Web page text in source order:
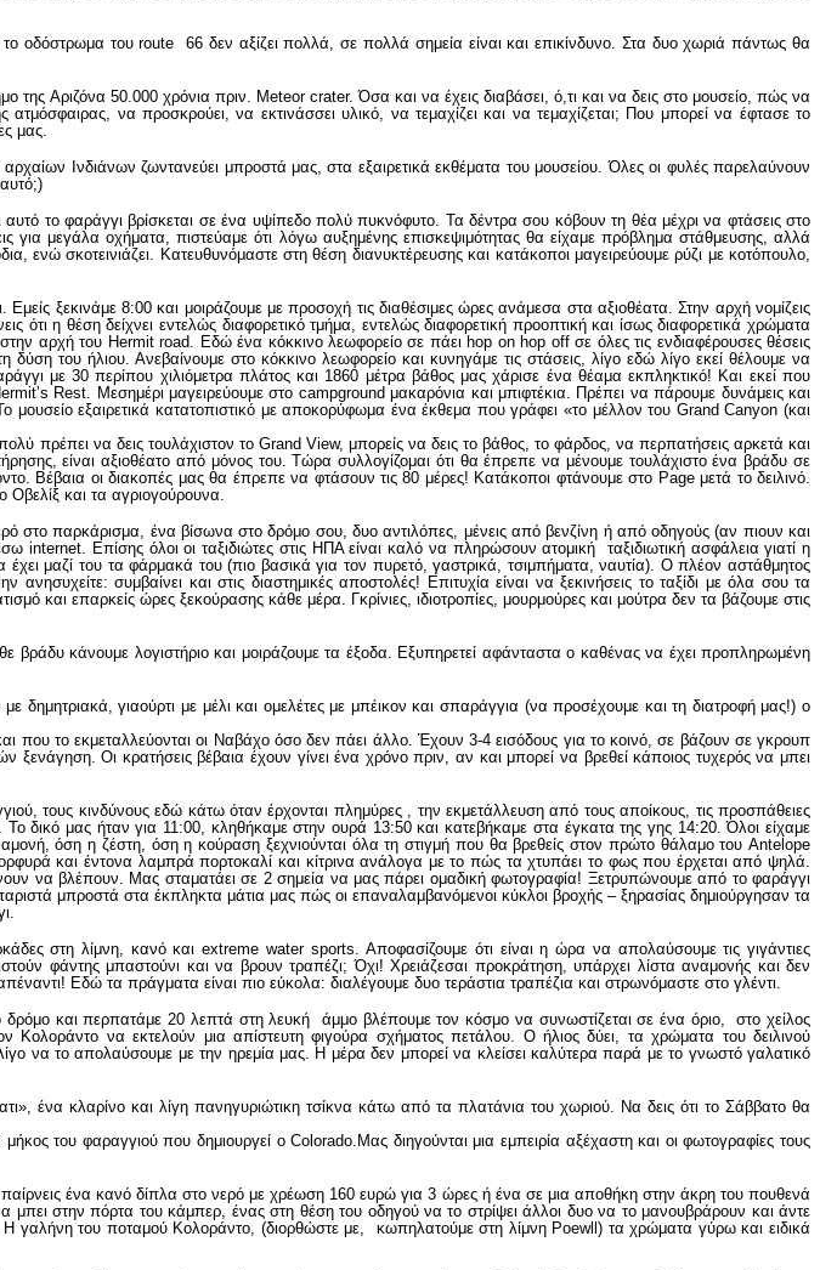
οδόστρωμα του route 66 δεν αξίζει πολλά, σε πολλά σημεία είναι και επικίνδυνο. Στα δυο χωριά πάντως θα
της Αριζόνα 50.000 χρόνια πριν. Meteor crater. Όσα και να έχεις διαβάσει, ό,τι και να δεις στο μουσείο, πώς να
να προσκρούει, να εκτινάσσει υλικό, να τεμαχίζει και να τεμαχίζεται; Που μπορεί να έφτασε το
μας.
Ινδιάνων ζωντανεύει μπροστά μας, στα εξαιρετικά εκθέματα του μουσείου. Όλες οι φυλές παρελαύνουν
το φαράγγι βρίσκεται σε ένα υψίπεδο πολύ πυκνόφυτο. Τα δέντρα σου κόβουν τη θέα μέχρι να φτάσεις στο
για μεγάλα οχήματα, πιστεύαμε ότι λόγω αυξημένης επισκεψιμότητας θα είχαμε πρόβλημα στάθμευσης, αλλά
σκοτεινιάζει. Κατευθυνόμαστε στη θέση διανυκτέρευσης και κατάκοποι μαγειρεύουμε ρύζι με κοτόπουλο,
ξεκινάμε 8:00 και μοιράζουμε με προσοχή τις διαθέσιμες ώρες ανάμεσα στα αξιοθέατα. Στην αρχή νομίζεις
ότι η θέση δείχνει εντελώς διαφορετικό τμήμα, εντελώς διαφορετική προοπτική και ίσως διαφορετικά χρώματα
αρχή του Hermit road. Εδώ ένα κόκκινο λεωφορείο σε πάει hop on hop off σε όλες τις ενδιαφέρουσες θέσεις
του ήλιου. Ανεβαίνουμε στο κόκκινο λεωφορείο και κυνηγάμε τις στάσεις, λίγο εδώ λίγο εκεί θέλουμε να
με 30 περίπου χιλιόμετρα πλάτος και 1860 μέτρα βάθος μας χάρισε ένα θέαμα εκπληκτικό! Και εκεί που
Rest. Μεσημέρι μαγειρεύουμε στο campground μακαρόνια και μπιφτέκια. Πρέπει να πάρουμε δυνάμεις και
εξαιρετικά κατατοπιστικό με αποκορύφωμα ένα έκθεμα που γράφει «το μέλλον του Grand Canyon (και
πρέπει να δεις τουλάχιστον το Grand View, μπορείς να δεις το βάθος, το φάρδος, να περπατήσεις αρκετά και
είναι αξιοθέατο από μόνος του. Τώρα συλλογίζομαι ότι θα έπρεπε να μένουμε τουλάχιστο ένα βράδυ σε
Βέβαια οι διακοπές μας θα έπρεπε να φτάσουν τις 80 μέρες! Κατάκοποι φτάνουμε στο Page μετά το δειλινό.
και τα αγριογούρουνα.
στο παρκάρισμα, ένα βίσωνα στο δρόμο σου, δυο αντιλόπες, μένεις από βενζίνη ή από οδηγούς (αν πιουν και
Επίσης όλοι οι ταξιδιώτες στις ΗΠΑ είναι καλό να πληρώσουν ατομική ταξιδιωτική ασφάλεια γιατί η
μαζί του τα φάρμακά του (πιο βασικά για τον πυρετό, γαστρικά, τσιμπήματα, ναυτία). Ο πλέον αστάθμητος
συμβαίνει και στις διαστημικές αποστολές! Επιτυχία είναι να ξεκινήσεις το ταξίδι με όλα σου τα
και επαρκείς ώρες ξεκούρασης κάθε μέρα. Γκρίνιες, ιδιοτροπίες, μουρμούρες και μούτρα δεν τα βάζουμε στις
κάνουμε λογιστήριο και μοιράζουμε τα έξοδα. Εξυπηρετεί αφάνταστα ο καθένας να έχει προπληρωμένη
γιαούρτι με μέλι και ομελέτες με μπέικον και σπαράγγια (να προσέχουμε και τη διατροφή μας!) ο
το εκμεταλλεύονται οι Ναβάχο όσο δεν πάει άλλο. Έχουν 3-4 εισόδους για το κοινό, σε βάζουν σε γκρουπ
Οι κρατήσεις βέβαια έχουν γίνει ένα χρόνο πριν, αν και μπορεί να βρεθεί κάποιος τυχερός να μπει
τους κινδύνους εδώ κάτω όταν έρχονται πλημύρες , την εκμετάλλευση από τους αποίκους, τις προσπάθειες
δικό μας ήταν για 11:00, κληθήκαμε στην ουρά 13:50 και κατεβήκαμε στα έγκατα της γης 14:20. Όλοι είχαμε
όση η ζέστη, όση η κούραση ξεχνιούνται όλα τη στιγμή που θα βρεθείς στον πρώτο θάλαμο του Antelope
και έντονα λαμπρά πορτοκαλί και κίτρινα ανάλογα με το πώς τα χτυπάει το φως που έρχεται από ψηλά.
να βλέπουν. Μας σταματάει σε 2 σημεία να μας πάρει ομαδική φωτογραφία! Ξετρυπώνουμε από το φαράγγι
μπροστά στα έκπληκτα μάτια μας πώς οι επαναλαμβανόμενοι κύκλοι βροχής – ξηρασίας δημιούργησαν τα
στη λίμνη, κανό και extreme water sports. Αποφασίζουμε ότι είναι η ώρα να απολαύσουμε τις γιγάντιες
φάντης μπαστούνι και να βρουν τραπέζι; Όχι! Χρειάζεσαι προκράτηση, υπάρχει λίστα αναμονής και δεν
Εδώ τα πράγματα είναι πιο εύκολα: διαλέγουμε δυο τεράστια τραπέζια και στρωνόμαστε στο γλέντι.
και περπατάμε 20 λεπτά στη λευκή άμμο βλέπουμε τον κόσμο να συνωστίζεται σε ένα όριο, στο χείλος
Κολοράντο να εκτελούν μια απίστευτη φιγούρα σχήματος πετάλου. Ο ήλιος δύει, τα χρώματα του δειλινού
να το απολαύσουμε με την ηρεμία μας. Η μέρα δεν μπορεί να κλείσει καλύτερα παρά με το γνωστό γαλατικό
ένα κλαρίνο και λίγη πανηγυριώτικη τσίκνα κάτω από τα πλατάνια του χωριού. Να δεις ότι το Σάββατο θα
του φαραγγιού που δημιουργεί ο Colorado.Μας διηγούνται μια εμπειρία αξέχαστη και οι φωτογραφίες τους
ένα κανό δίπλα στο νερό με χρέωση 160 ευρώ για 3 ώρες ή ένα σε μια αποθήκη στην άκρη του πουθενά
στην πόρτα του κάμπερ, ένας στη θέση του οδηγού να το στρίψει άλλοι δυο να το μανουβράρουν και άντε
γαλήνη του ποταμού Κολοράντο, (διορθώστε με, κωπηλατούμε στη λίμνη Poewll) τα χρώματα γύρω και ειδικά